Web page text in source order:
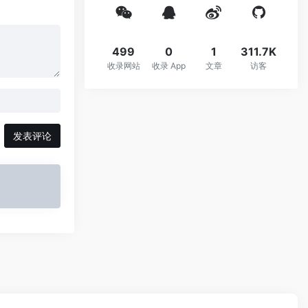
发表评论
499
收录网站
0
收录 App
1
文章
311.7K
访客